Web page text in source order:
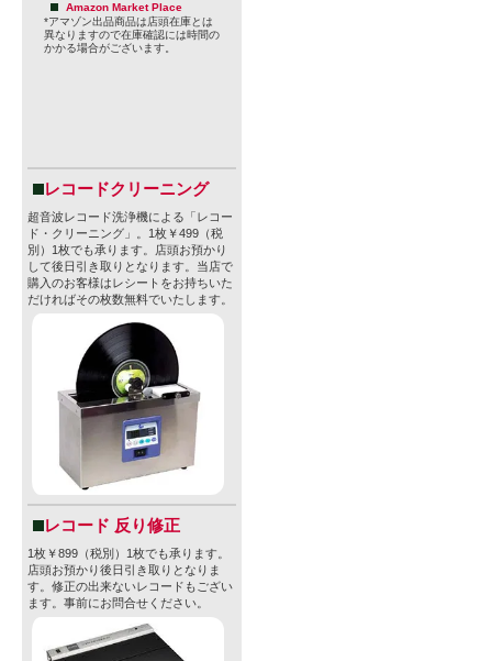
Amazon Market Place
*アマゾン出品商品は店頭在庫とは
異なりますので在庫確認には時間の
かかる場合がございます。
レコードクリーニング
超音波レコード洗浄機による「レコー
ド・クリーニング」。1枚￥499（税
別）1枚でも承ります。店頭お預かり
して後日引き取りとなります。当店で
購入のお客様はレシートをお持ちいた
だければその枚数無料でいたします。
レコード 反り修正
1枚￥899（税別）1枚でも承ります。
店頭お預かり後日引き取りとなりま
す。修正の出来ないレコードもござい
ます。事前にお問合せください。